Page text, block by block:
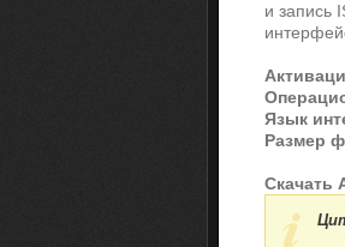
и запись
Язык
Размер
Скачать